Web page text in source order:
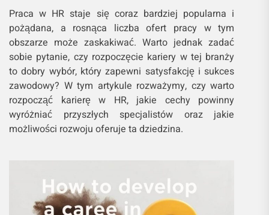
Praca w HR staje się coraz bardziej popularna i
pożądana, a rosnąca liczba ofert pracy w tym
obszarze może zaskakiwać. Warto jednak zadać
sobie pytanie, czy rozpoczęcie kariery w tej branży
to dobry wybór, który zapewni satysfakcję i sukces
zawodowy? W tym artykule rozważymy, czy warto
rozpocząć karierę w HR, jakie cechy powinny
wyróżniać przyszłych specjalistów oraz jakie
możliwości rozwoju oferuje ta dziedzina.